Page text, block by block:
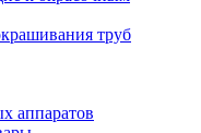
труб
аппаратов